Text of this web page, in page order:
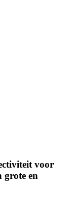
voor
grote en